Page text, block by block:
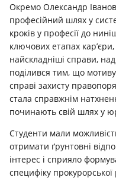
Окремо Олександр
професійний шлях у
кроків у професії до
ключових етапах кар’єри,
найскладніші справи,
поділився тим, що
справі захисту
стала справжнім
починають свій шлях у
Студенти мали
отримати ґрунтовні
інтерес і сприяло
специфіку прокурорської